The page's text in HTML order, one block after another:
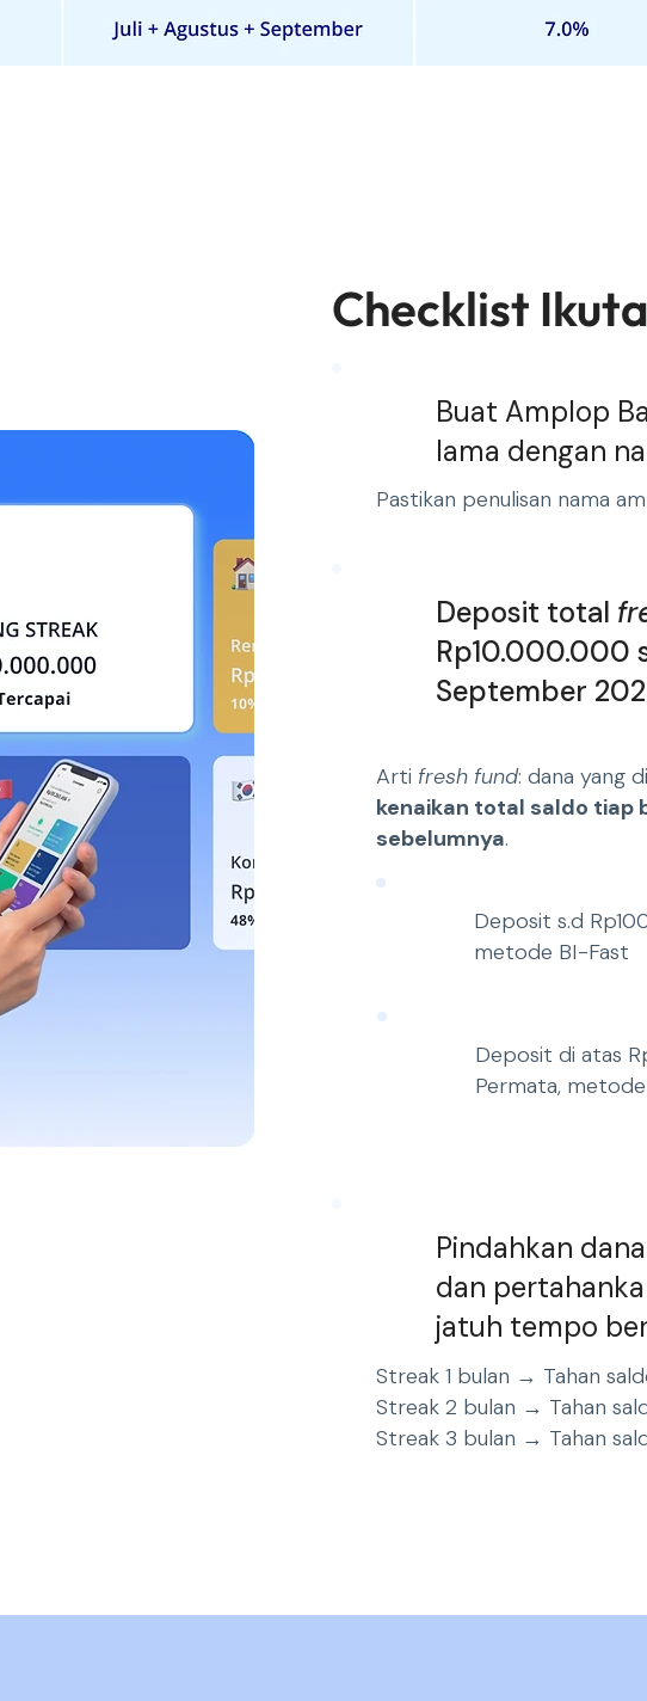
Checklist
Buat Amplop
lama dengan
Pastikan penulisan nama
Deposit total
Rp10.000.000
September
Arti fresh fund: dana yang
kenaikan total saldo tiap
sebelumnya.
Deposit s.d
metode BI-Fast
Deposit di atas
Permata, metode
Pindahkan
dan
jatuh tempo
Streak 1 bulan → Tahan
Streak 2 bulan → Tahan
Streak 3 bulan → Tahan